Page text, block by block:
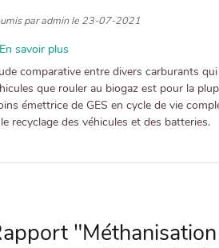
paradminle 23-07-2021
En savoir plus
Etude
ACV
de
véhicules
GNV
IFP
comparative entre divers carburants
que rouler au biogaz est pour la
émettrice de GES en cycle de vie
recyclage des véhicules et des batteries.